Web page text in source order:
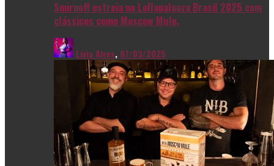
Smirnoff estreia no Lollapalooza Brasil 2025 com
clássicos como Moscow Mule.
Livia Alves, 07/03/2025